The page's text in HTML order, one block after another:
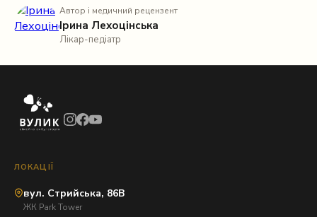
Автор і медичний рецензент
Ірина Лехоцінська
Лікар-педіатр
ЛОКАЦІЇ
вул. Стрийська, 86В
ЖК Park Tower